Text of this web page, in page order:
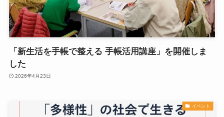
「新生活を手帳で整える 手帳活用講座」を開催しま
した
2026年4月23日
イベント